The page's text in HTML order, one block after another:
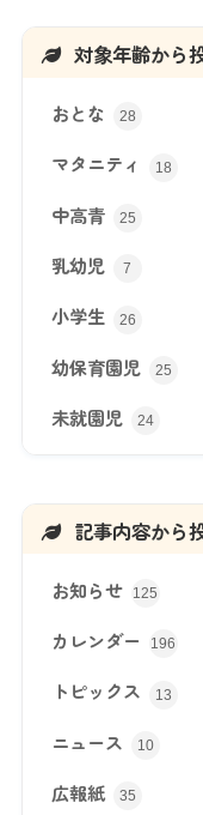
対象年齢から
おとな 28
マタニティ 18
中高青 25
乳幼児 7
小学生 26
幼保育園児 25
未就園児 24
記事内容から
お知らせ 125
カレンダー 196
トピックス 13
ニュース 10
広報紙 35